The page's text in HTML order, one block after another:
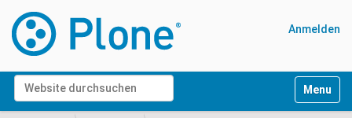
Website durchsuchen
Erweiterte Suche…
Anmelden